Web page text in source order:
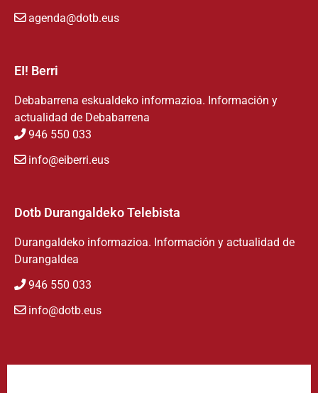
agenda@dotb.eus
EI! Berri
Debabarrena eskualdeko informazioa. Información y
actualidad de Debabarrena
946 550 033
info@eiberri.eus
Dotb Durangaldeko Telebista
Durangaldeko informazioa. Información y actualidad de
Durangaldea
946 550 033
info@dotb.eus